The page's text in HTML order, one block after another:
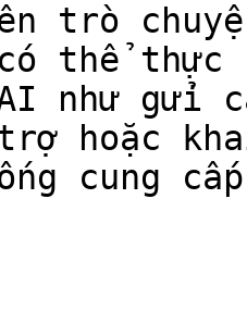
trò
thể
như gửi
hoặc
cung